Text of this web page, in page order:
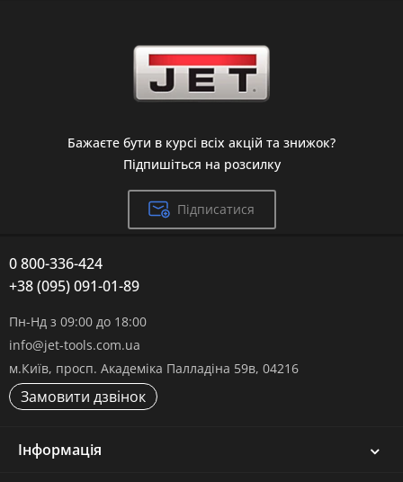
Бажаєте бути в курсі всіх акцій та знижок?
Підпишіться на розсилку
Підписатися
0 800-336-424
+38 (095) 091-01-89
Пн-Нд з 09:00 до 18:00
info@jet-tools.com.ua
м.Київ, просп. Академіка Палладіна 59в, 04216
Замовити дзвінок
Інформація